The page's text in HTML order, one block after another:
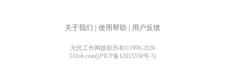
关于我们 使用帮助 用户反馈
无忧工作网版权所有©1999-2026
51Job.com(沪ICP备12015550号-5)